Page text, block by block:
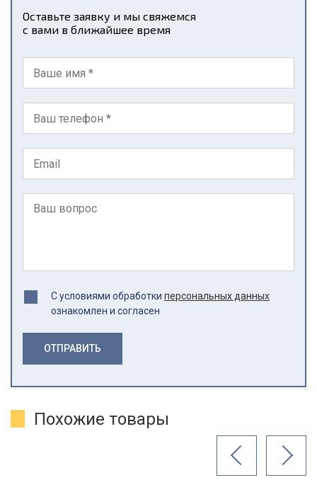
Оставьте заявку и мы свяжемся
с вами в ближайшее время
С условиями обработки персональных данных
ознакомлен и согласен
ОТПРАВИТЬ
Похожие товары